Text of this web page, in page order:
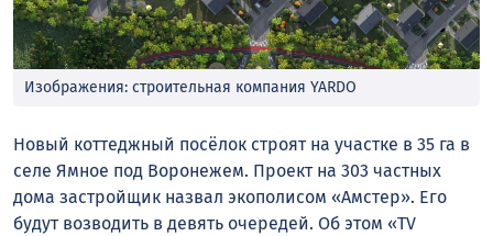
Изображения: строительная компания YARDO
Новый коттеджный посёлок строят на участке в 35 га в
селе Ямное под Воронежем. Проект на 303 частных
дома застройщик назвал экополисом «Амстер». Его
будут возводить в девять очередей. Об этом «TV